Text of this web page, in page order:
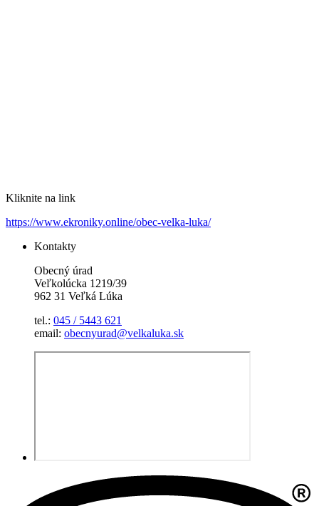
Kliknite na link
https://www.ekroniky.online/obec-velka-luka/
Kontakty
Obecný úrad
Veľkolúcka 1219/39
962 31 Veľká Lúka
tel.: 045 / 5443 621
email: obecnyurad@velkaluka.sk